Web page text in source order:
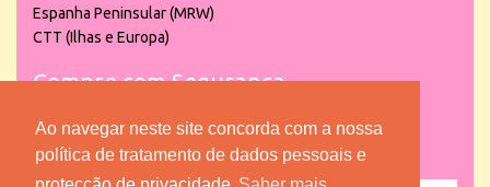
Ao navegar neste site concorda com a nossa
política de tratamento de dados pessoais e
Espanha Peninsular (MRW)
CTT (Ilhas e Europa)
Compre com Segurança